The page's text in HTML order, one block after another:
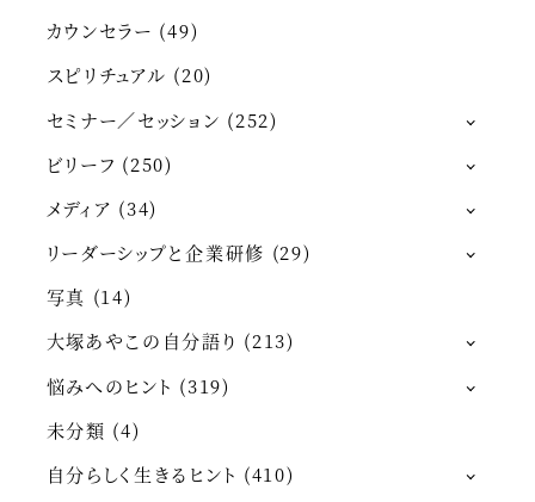
カウンセラー (49)
スピリチュアル (20)
セミナー／セッション (252)
ビリーフ (250)
メディア (34)
リーダーシップと企業研修 (29)
写真 (14)
大塚あやこの自分語り (213)
悩みへのヒント (319)
未分類 (4)
自分らしく生きるヒント (410)